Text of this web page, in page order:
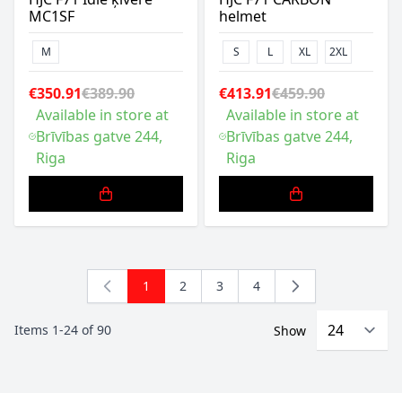
MC1SF
M
€350.91€389.90
Available in store at
Brīvības gatve 244,
Riga
helmet
S L XL 2XL
€413.91€459.90
Available in store at
Brīvības gatve 244,
Riga
Items 1-24 of90
You're currently reading page
1 Page
2 Page
3 Page
4
Show